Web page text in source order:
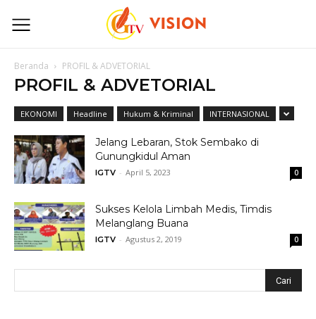
Beranda PROFIL & ADVETORIAL
PROFIL & ADVETORIAL
EKONOMI Headline Hukum & Kriminal INTERNASIONAL
Jelang Lebaran, Stok Sembako di
Gunungkidul Aman
IGTV - April 5, 2023 0
Sukses Kelola Limbah Medis, Timdis
Melanglang Buana
IGTV - Agustus 2, 2019 0